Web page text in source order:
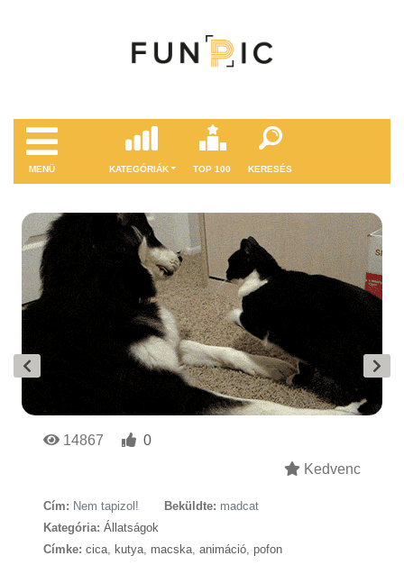
MENÜ KATEGÓRIÁK TOP 100 KERESÉS
14867
0
Kedvenc
Cím: Nem tapizol! Beküldte: madcat
Kategória: Állatságok
Címke: cica, kutya, macska, animáció, pofon